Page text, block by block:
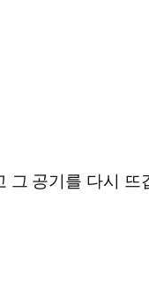
그 공기를 다시